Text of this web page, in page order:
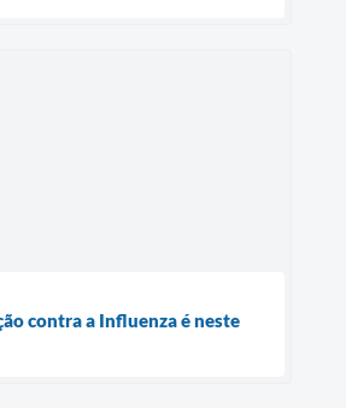
contra a Influenza é neste